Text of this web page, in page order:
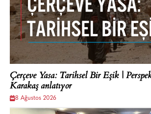
Çerçeve Yasa: Tarihsel Bir Eşik |
Karakaş anlatıyor
8 Ağustos 2026